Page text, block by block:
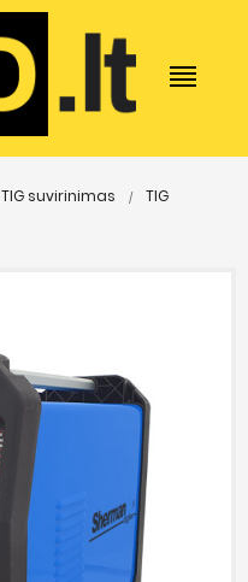
TIG suvirinimas
TIG